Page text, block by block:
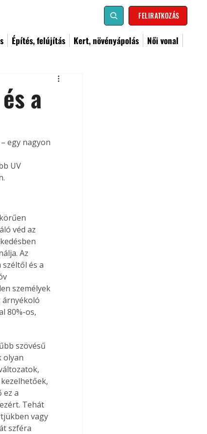
FELIRATKOZÁS
Építés, felújítás Kert, növényápolás
Női vonal
a
egy nagyon
UV
véd az
Az
és a
személyek
árnyékoló
80%-os,
szövésű
olyan
ez a
Tehát
vagy
szféra